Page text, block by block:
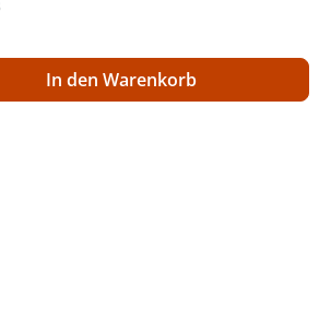
gewünschten Wert
In den Warenkorb